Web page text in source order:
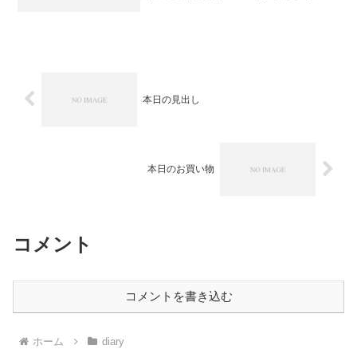
本日の見出し
本日のお買い物
コメント
コメントを書き込む
ホーム diary